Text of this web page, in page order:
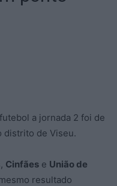
a jornada 2 foi de
distrito de Viseu.
Cinfães e União de
resultado